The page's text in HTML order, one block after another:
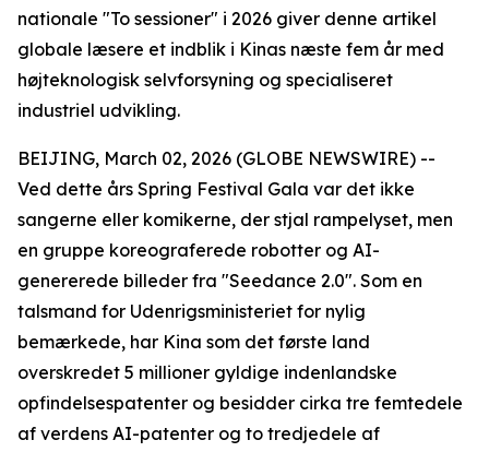
nationale "To sessioner" i 2026 giver denne artikel
globale læsere et indblik i Kinas næste fem år med
højteknologisk selvforsyning og specialiseret
industriel udvikling.
BEIJING, March 02, 2026 (GLOBE NEWSWIRE) --
Ved dette års Spring Festival Gala var det ikke
sangerne eller komikerne, der stjal rampelyset, men
en gruppe koreograferede robotter og AI-
genererede billeder fra "Seedance 2.0". Som en
talsmand for Udenrigsministeriet for nylig
bemærkede, har Kina som det første land
overskredet 5 millioner gyldige indenlandske
opfindelsespatenter og besidder cirka tre femtedele
af verdens AI-patenter og to tredjedele af